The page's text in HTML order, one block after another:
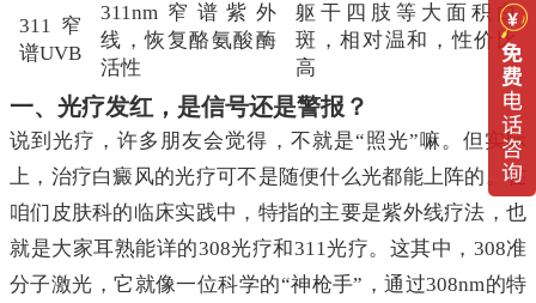
311窄
谱UVB
311nm窄谱紫外
线，恢复酪氨酸酶
活性
躯干四肢等大面积白
斑，相对温和，性价比
高
一、光疗发红，是信号还是警报？
说到光疗，许多朋友会觉得，不就是“照光”嘛。但实际
上，治疗白癜风的光疗可不是随便什么光都能上阵的。在
咱们皮肤科的临床实践中，特指的主要是紫外线疗法，也
就是大家耳熟能详的308光疗和311光疗。这其中，308准
分子激光，它就像一位科学的“神枪手”，通过308nm的特